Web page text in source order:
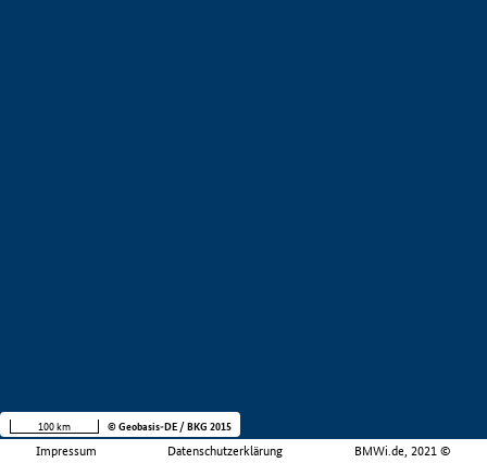
Impressum Datenschutzerklärung BMWi.de, 2021 ©
100 km © Geobasis-DE / BKG 2015